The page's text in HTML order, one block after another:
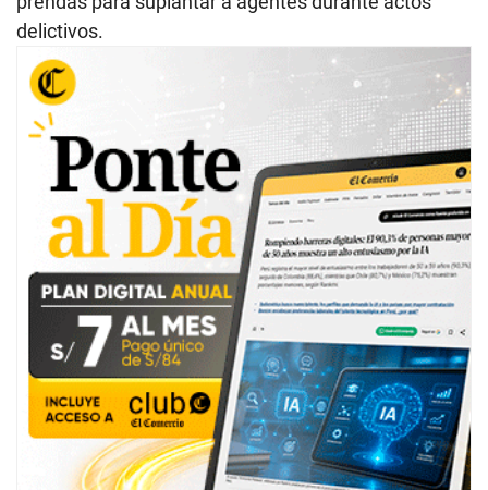
delictivos.